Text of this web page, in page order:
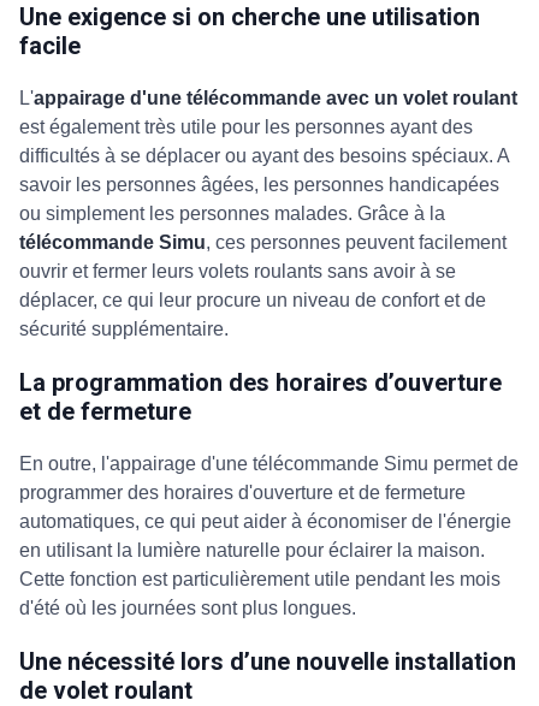
Une exigence si on cherche une utilisation
facile
L'appairage d'une télécommande avec un volet roulant
est également très utile pour les personnes ayant des
difficultés à se déplacer ou ayant des besoins spéciaux. A
savoir les personnes âgées, les personnes handicapées
ou simplement les personnes malades. Grâce à la
télécommande Simu, ces personnes peuvent facilement
ouvrir et fermer leurs volets roulants sans avoir à se
déplacer, ce qui leur procure un niveau de confort et de
sécurité supplémentaire.
La programmation des horaires d’ouverture
et de fermeture
En outre, l'appairage d'une télécommande Simu permet de
programmer des horaires d'ouverture et de fermeture
automatiques, ce qui peut aider à économiser de l'énergie
en utilisant la lumière naturelle pour éclairer la maison.
Cette fonction est particulièrement utile pendant les mois
d'été où les journées sont plus longues.
Une nécessité lors d’une nouvelle installation
de volet roulant